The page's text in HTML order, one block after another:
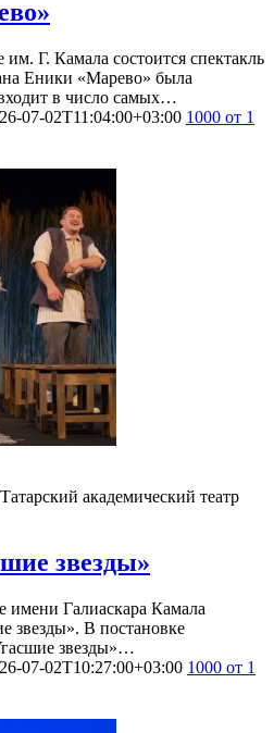
им. Г. Камала состоится спектакль
Еники «Марево» была
в число самых…
07-02T11:04:00+03:00 1000 от 1
Татарский академический театр
звезды»
имени Галиаскара Камала
звезды». В постановке
звезды»…
07-02T10:27:00+03:00 1000 от 1